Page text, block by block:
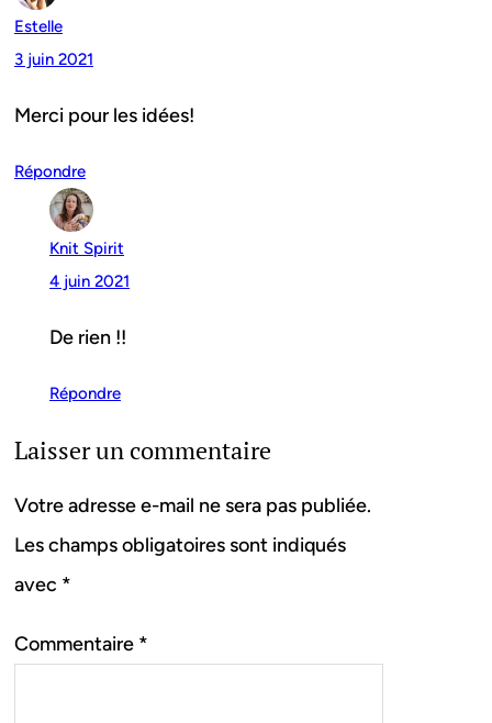
Estelle
3 juin 2021
Merci pour les idées!
Répondre
Knit Spirit
4 juin 2021
De rien !!
Répondre
Laisser un commentaire
Votre adresse e-mail ne sera pas publiée.
Les champs obligatoires sont indiqués
avec *
Commentaire *